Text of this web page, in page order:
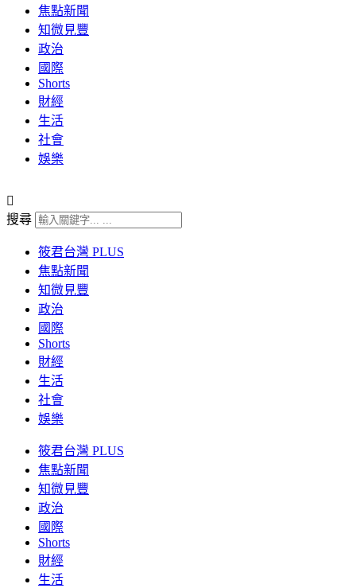
焦點新聞
知微見豐
政治
國際
Shorts
財經
生活
社會
娛樂
搜尋
筱君台灣 PLUS
焦點新聞
知微見豐
政治
國際
Shorts
財經
生活
社會
娛樂
筱君台灣 PLUS
焦點新聞
知微見豐
政治
國際
Shorts
財經
生活